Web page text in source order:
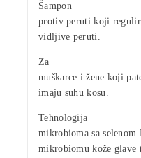
Šampon
protiv peruti koji
vidljive peruti.
Za
muškarce i žene koji
imaju suhu kosu.
Tehnologija
mikrobioma sa selenom
mikrobiomu kože glave